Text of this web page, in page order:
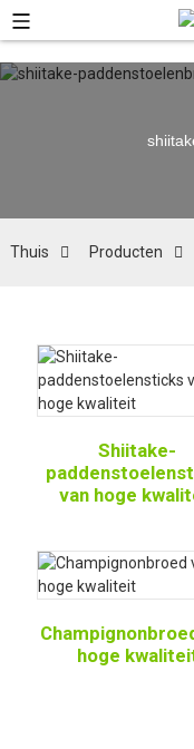
Thuis Producten
Shiitake-
van hoge
hoge